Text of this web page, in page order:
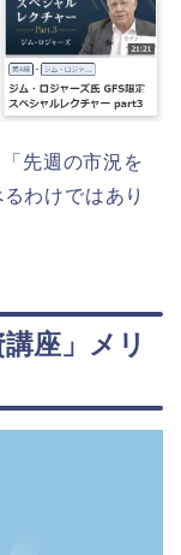
先週の市況を
わけではあり
座」メリ